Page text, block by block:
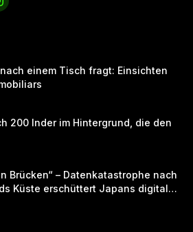
einem Tisch fragt: Einsichten
200 Inder im Hintergrund, die den
Brücken“ – Datenkatastrophe nach
Küste erschüttert Japans digitale